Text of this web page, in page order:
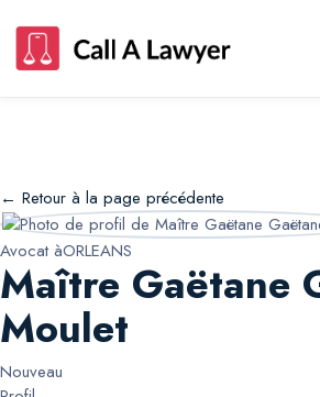
← Retour à la page précédente
Avocat àORLEANS
Maître Gaëtane
Moulet
Nouveau